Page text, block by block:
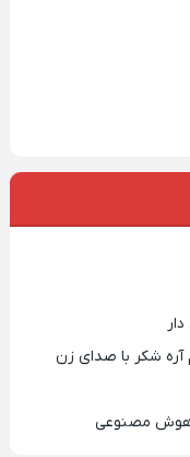
شکر با صدای زن
هوش مصنوعی